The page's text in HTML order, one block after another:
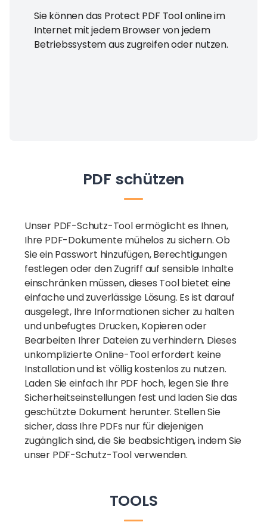
Sie können das Protect PDF Tool online im
Internet mit jedem Browser von jedem
Betriebssystem aus zugreifen oder nutzen.
PDF schützen
Unser PDF-Schutz-Tool ermöglicht es Ihnen,
Ihre PDF-Dokumente mühelos zu sichern. Ob
Sie ein Passwort hinzufügen, Berechtigungen
festlegen oder den Zugriff auf sensible Inhalte
einschränken müssen, dieses Tool bietet eine
einfache und zuverlässige Lösung. Es ist darauf
ausgelegt, Ihre Informationen sicher zu halten
und unbefugtes Drucken, Kopieren oder
Bearbeiten Ihrer Dateien zu verhindern. Dieses
unkomplizierte Online-Tool erfordert keine
Installation und ist völlig kostenlos zu nutzen.
Laden Sie einfach Ihr PDF hoch, legen Sie Ihre
Sicherheitseinstellungen fest und laden Sie das
geschützte Dokument herunter. Stellen Sie
sicher, dass Ihre PDFs nur für diejenigen
zugänglich sind, die Sie beabsichtigen, indem Sie
unser PDF-Schutz-Tool verwenden.
TOOLS